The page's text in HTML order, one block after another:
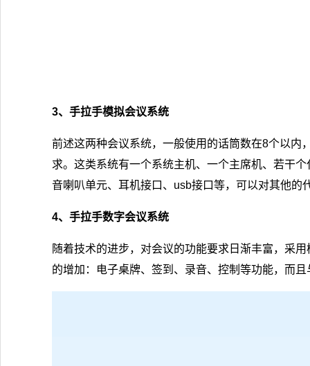
3、手拉手模拟会议系统
前述这两种会议系统，一般使用的话筒数在8个以内
求。这类系统有一个系统主机、一个主席机、若干
音喇叭单元、耳机接口、usb接口等，可以对其他
4、手拉手数字会议系统
随着技术的进步，对会议的功能要求日渐丰富，采
的增加：电子桌牌、签到、录音、控制等功能，而